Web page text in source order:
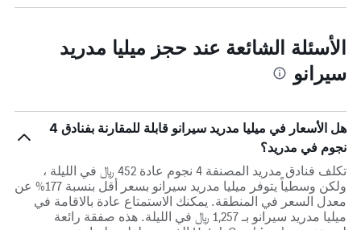
الأسئلة الشائعة عند حجز ميليا مدريد
سيرانو
هل الأسعار في ميليا مدريد سيرانو قابلة للمقارنة بفنادق 4
نجوم في مدريد؟
تكلف فنادق مدريد المصنفة 4 نجوم عادة 452 ﷼ في الليلة ،
ولكن وسطياً يتوفر ميليا مدريد سيرانو بسعر أقل بنسبة 177% عن
معدل السعر في المنطقة. يمكنك الاستمتاع عادة بالاقامة في
ميليا مدريد سيرانو بـ 1,257 ﷼ في الليلة. هذه صفقة رائعة